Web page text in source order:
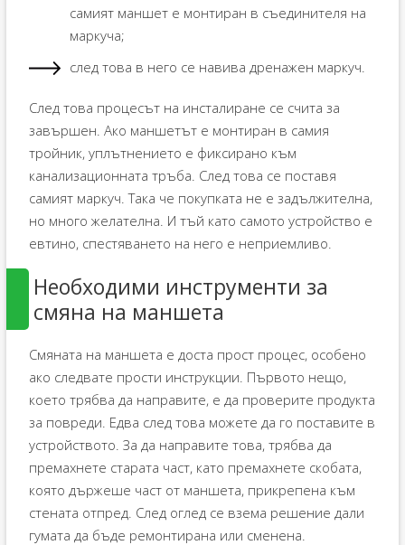
самият маншет е монтиран в съединителя на
маркуча;
след това в него се навива дренажен маркуч.
След това процесът на инсталиране се счита за
завършен. Ако маншетът е монтиран в самия
тройник, уплътнението е фиксирано към
канализационната тръба. След това се поставя
самият маркуч. Така че покупката не е задължителна,
но много желателна. И тъй като самото устройство е
евтино, спестяването на него е неприемливо.
Необходими инструменти за
смяна на маншета
Смяната на маншета е доста прост процес, особено
ако следвате прости инструкции. Първото нещо,
което трябва да направите, е да проверите продукта
за повреди. Едва след това можете да го поставите в
устройството. За да направите това, трябва да
премахнете старата част, като премахнете скобата,
която държеше част от маншета, прикрепена към
стената отпред. След оглед се взема решение дали
гумата да бъде ремонтирана или сменена.